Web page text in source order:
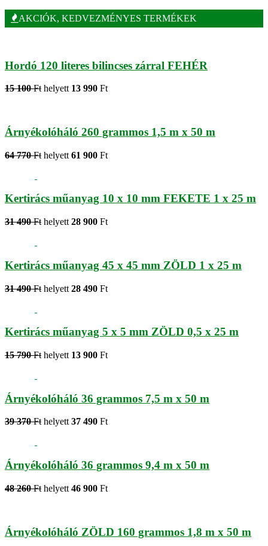
AKCIÓK, KEDVEZMÉNYES TERMÉKEK
Hordó 120 literes bilincses zárral FEHÉR
15 100 Ft helyett 13 990 Ft
Árnyékolóháló 260 grammos 1,5 m x 50 m
64 770 Ft helyett 61 900 Ft
Kertirács műanyag 10 x 10 mm FEKETE 1 x 25 m
31 490 Ft helyett 28 900 Ft
Kertirács műanyag 45 x 45 mm ZÖLD 1 x 25 m
31 490 Ft helyett 28 490 Ft
Kertirács műanyag 5 x 5 mm ZÖLD 0,5 x 25 m
15 790 Ft helyett 13 900 Ft
Árnyékolóháló 36 grammos 7,5 m x 50 m
39 370 Fthelyett37 490 Ft
Árnyékolóháló 36 grammos 9,4 m x 50 m
48 260 Ft helyett 46 900 Ft
Árnyékolóháló ZÖLD 160 grammos 1,8 m x 50 m